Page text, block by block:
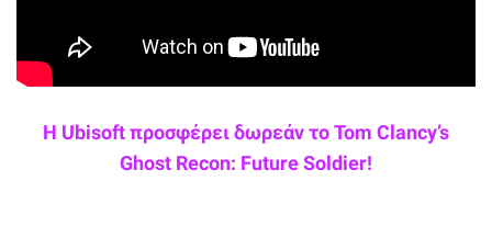
Η Ubisoft προσφέρει δωρεάν το Tom Clancy’s
Ghost Recon: Future Soldier!